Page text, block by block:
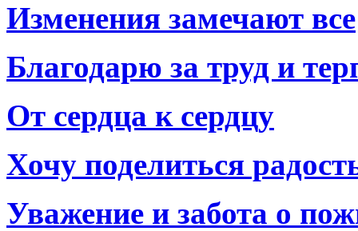
Изменения замечают все
Благодарю за труд и
От сердца к сердцу
Хочу поделиться
Уважение и забота о